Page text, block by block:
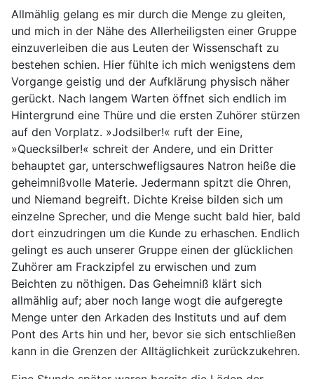
Allmählig gelang es mir durch die Menge zu gleiten,
und mich in der Nähe des Allerheiligsten einer Gruppe
einzuverleiben die aus Leuten der Wissenschaft zu
bestehen schien. Hier fühlte ich mich wenigstens dem
Vorgange geistig und der Aufklärung physisch näher
gerückt. Nach langem Warten öffnet sich endlich im
Hintergrund eine Thüre und die ersten Zuhörer stürzen
auf den Vorplatz. »Jodsilber!« ruft der Eine,
»Quecksilber!« schreit der Andere, und ein Dritter
behauptet gar, unterschwefligsaures Natron heiße die
geheimnißvolle Materie. Jedermann spitzt die Ohren,
und Niemand begreift. Dichte Kreise bilden sich um
einzelne Sprecher, und die Menge sucht bald hier, bald
dort einzudringen um die Kunde zu erhaschen. Endlich
gelingt es auch unserer Gruppe einen der glücklichen
Zuhörer am Frackzipfel zu erwischen und zum
Beichten zu nöthigen. Das Geheimniß klärt sich
allmählig auf; aber noch lange wogt die aufgeregte
Menge unter den Arkaden des Instituts und auf dem
Pont des Arts hin und her, bevor sie sich entschließen
kann in die Grenzen der Alltäglichkeit zurückzukehren.